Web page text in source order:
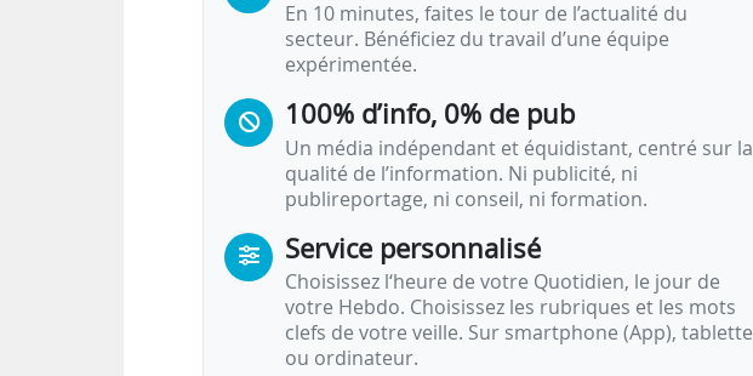
En 10 minutes, faites le tour de l’actualité du
secteur. Bénéficiez du travail d’une équipe
expérimentée.
100% d’info, 0% de pub
Un média indépendant et équidistant, centré sur la
qualité de l’information. Ni publicité, ni
publireportage, ni conseil, ni formation.
Service personnalisé
Choisissez l‘heure de votre Quotidien, le jour de
votre Hebdo. Choisissez les rubriques et les mots
clefs de votre veille. Sur smartphone (App), tablette
ou ordinateur.